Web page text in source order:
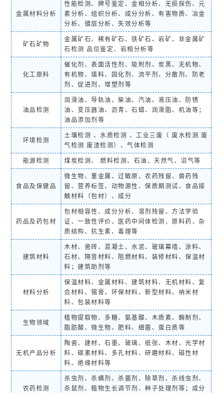
金属材料分析
性能检测、牌号鉴定、金相分析、无损探伤、元
素分析、组织分析、成分分析、有害物质、冶金
分析、镀层分析、失效分析等
矿石矿物
金属矿石、稀有矿石、铁矿石、岩矿、非金属矿
石检测 品位鉴定、岩相分析等
化工原料
催化剂、表面活性剂、吸附剂、炭黑、无机物、
有机物、填料、固化剂、流平剂、分散剂、防老
剂、促进剂、增塑剂等
油品检测
润滑油、导轨油、柴油、汽油、液压油、防锈
油、变压器油、沥青、石蜡、润滑脂、机油等；
油品添加剂等
环境检测
土壤检测 、水质检测 、工业三废（ 废水检测 废
气检测 废渣检测）、气体检测
能源检测 煤炭检测、 燃料检测、石油、天然气、沼气等
食品及保健品
微生物、重金属、过敏原、农药残留、兽药残
留、营养标签、动物源性、保质期测试、食品接
触材料（包材）、成分
药品及药包材
包材相容性、成分分析、溶剂残留、方法学验
证、一致性评价、医药中间体检测、原料药、杂
质结构、抗生素、毒理等
建筑材料
木材、瓷砖、混凝土、水泥、玻璃幕墙、涂料、
石材、隔音材料、阻燃材料、装修材料、保温材
料；建筑助剂等
材料分析
保温材料、金属材料、建筑材料、无机材料、复
合材料、锡膏、环保材料、新型材料、纳米材
料、包装材料等
生物领域
植物提取物、多糖、氨基酸、木质素、酶制剂、
脂肪酸、微生物、肥料、细菌、蛋白质等
无机产品分析
陶瓷、建材、石墨、玻璃、纸张、木材、光学材
料、碳素材料、多孔材料、研磨材料、磁性材
料、绝缘材料等
农药检测
杀虫剂、杀螨剂、杀菌剂、除草剂、杀线虫剂、
杀鼠剂、植物生长调节剂、种子处理剂等；成分